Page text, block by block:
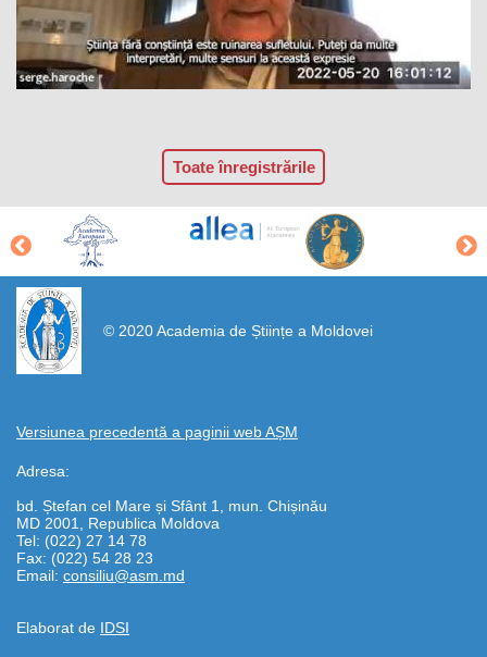
Toate înregistrările
© 2020 Academia de Științe a Moldovei
Versiunea precedentă a paginii web AȘM
Adresa:
bd. Ștefan cel Mare și Sfânt 1, mun. Chișinău
MD 2001, Republica Moldova
Tel: (022) 27 14 78
Fax: (022) 54 28 23
Email: consiliu@asm.md
Elaborat de IDSI
https://propletenie.ru/